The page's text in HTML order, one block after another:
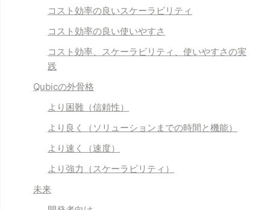
コスト効率の良いスケーラビリティ
コスト効率の良い使いやすさ
コスト効率、スケーラビリティ、使いやすさの実
践
Qubicの外骨格
より困難 （信頼性）
より良く
（ソリューションまでの時間と機能）
より速く
（速度）
より強力 （スケーラビリティ）
未来